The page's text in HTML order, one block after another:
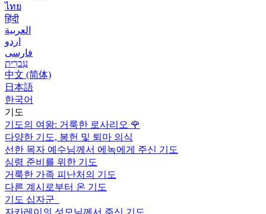
ไทย
हिंदी
العربية
اردو
فارسی
עִברִית
中文 (简体)
日本語
한국어
기도
기도의 여왕: 거룩한 로사리오 🌹
다양한 기도, 봉헌 및 퇴마 의식
선한 목자 예수님께서 에녹에게 주신 기도
심령 준비를 위한 기도
거룩한 가족 피난처의 기도
다른 계시로부터 온 기도
기도 십자군
자카레이의 성모님께서 주신 기도